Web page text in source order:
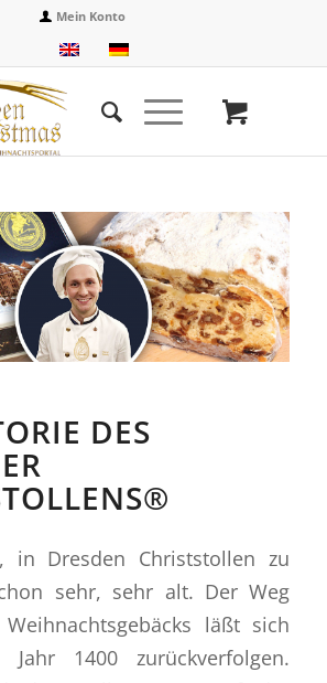
Mein Konto
DES
in Dresden Christstollen zu
sehr, sehr alt. Der Weg
läßt sich
1400 zurückverfolgen.